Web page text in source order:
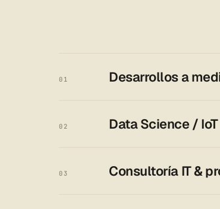
01 Desarrollos a
02 Data Science / IoT
03 Consultoría IT &